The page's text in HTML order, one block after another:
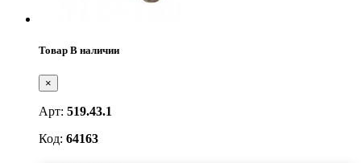
Товар В наличии
×
Арт: 519.43.1
Код: 64163